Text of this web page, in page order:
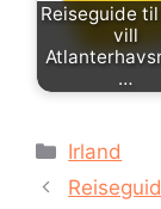
Reiseguide
vill
…
Kategorier
Irland